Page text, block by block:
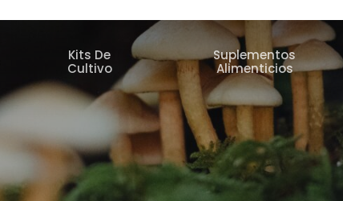
Kits De
Cultivo
Suplementos
Alimenticios